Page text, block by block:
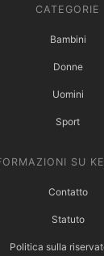
CATEGORIE
Bambini
Donne
Uomini
Sport
SU
Contatto
Statuto
Politica sulla